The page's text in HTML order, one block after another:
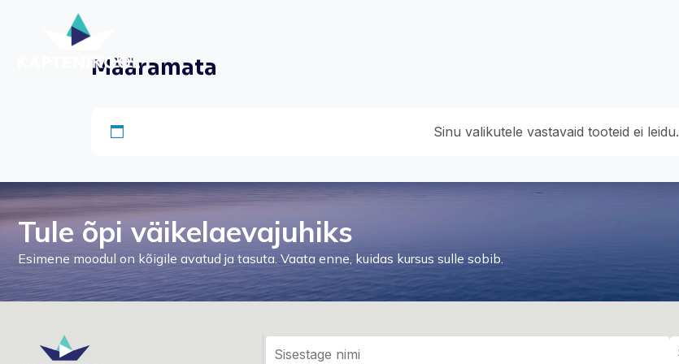
Määramata
Sinu valikutele vastavaid tooteid ei leidu.
Tule õpi väikelaevajuhiks
Esimene moodul on kõigile avatud ja tasuta. Vaata enne, kuidas kursus sulle sobib.